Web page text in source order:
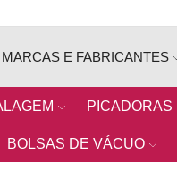
MARCAS E FABRICANTES
BOLSAS DE VÁCUO